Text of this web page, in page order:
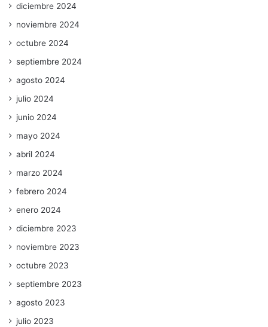
diciembre 2024
noviembre 2024
octubre 2024
septiembre 2024
agosto 2024
julio 2024
junio 2024
mayo 2024
abril 2024
marzo 2024
febrero 2024
enero 2024
diciembre 2023
noviembre 2023
octubre 2023
septiembre 2023
agosto 2023
julio 2023